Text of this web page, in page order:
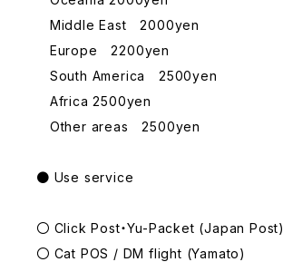
Middle East 2000yen
Europe 2200yen
South America 2500yen
Africa 2500yen
Other areas 2500yen
● Use service
〇 Click Post・Yu-Packet (Japan Post)
〇 Cat POS / DM flight (Yamato)